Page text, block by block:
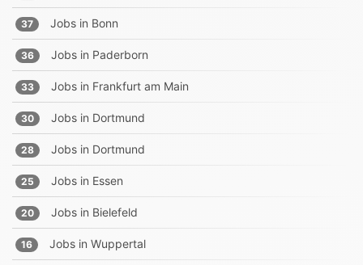
37 Jobs in Bonn
36 Jobs in Paderborn
33 Jobs in Frankfurt am Main
30 Jobs in Dortmund
28 Jobs in Dortmund
25 Jobs in Essen
20 Jobs in Bielefeld
16 Jobs in Wuppertal